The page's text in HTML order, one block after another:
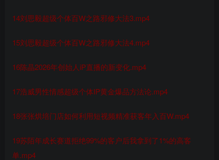
14刘思毅超级个体百W之路邪修大法3.mp4
15刘思毅超级个体百W之路邪修大法4.mp4
16陈晶2026年创始人iP直播的新变化.mp4
17浩威男性情感超级个体IP黄金爆品方法论.mp4
18张张烘培门店如何利用短视频精准获客年入百W.mp4
19苏陌年成长赛道拒绝99%的客户后我拿到了1%的高客
单.mp4